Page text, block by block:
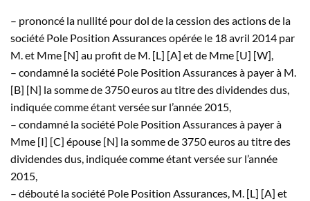
– prononcé la nullité pour dol de la cession des actions de la
société Pole Position Assurances opérée le 18 avril 2014 par
M. et Mme [N] au profit de M. [L] [A] et de Mme [U] [W],
– condamné la société Pole Position Assurances à payer à M.
[B] [N] la somme de 3750 euros au titre des dividendes dus,
indiquée comme étant versée sur l’année 2015,
– condamné la société Pole Position Assurances à payer à
Mme [I] [C] épouse [N] la somme de 3750 euros au titre des
dividendes dus, indiquée comme étant versée sur l’année
2015,
– débouté la société Pole Position Assurances, M. [L] [A] et